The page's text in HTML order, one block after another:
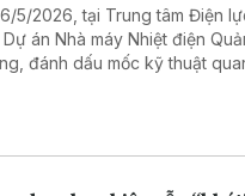
5/2026, tại Trung tâm Điện
án Nhà máy Nhiệt điện
đánh dấu mốc kỹ thuật